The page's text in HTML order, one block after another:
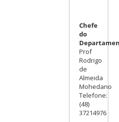
Chefe
do
Prof
Rodrigo
de
Almeida
Mohedano
Telefone:
(48)
37214976